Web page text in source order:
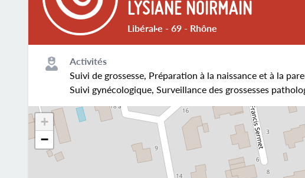
LYSIANE NOIRMAIN
Libéral·e - 69 - Rhône
Activités
Suivi de grossesse, Préparation à la naissance et à la
Suivi gynécologique, Surveillance des grossesses
+
−